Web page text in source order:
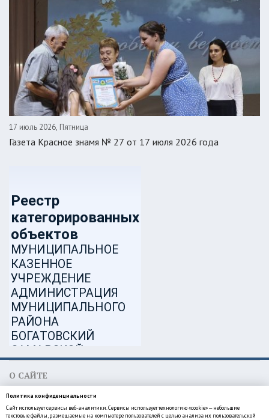
17 июль 2026, Пятница
Газета Красное знамя № 27 от 17 июля 2026 года
О САЙТЕ
МКУ администрация муниципального района Богатовский
Самарской области
446630, Самарская область, Богатовский район, село Богатое,
Политика конфиденциальности
Сайт использует сервисы веб-аналитики. Сервисы использует технологию «cookie» — небольшие
текстовые файлы, размещаемые на компьютере пользователей с целью анализа их пользовательской